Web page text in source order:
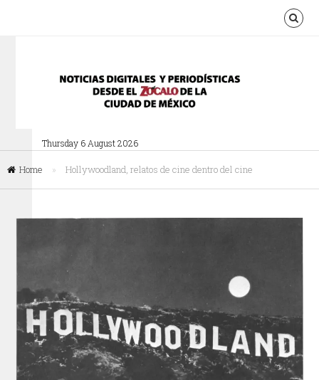
Thursday 6 August 2026
Home » Hollywoodland, relatos de cine dentro del cine